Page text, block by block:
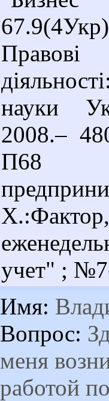
науки
2008.–
П68
учет" ;
Имя:
Вопрос:
меня
работой